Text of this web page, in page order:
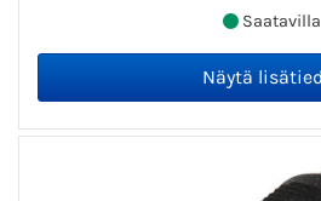
Saatavilla